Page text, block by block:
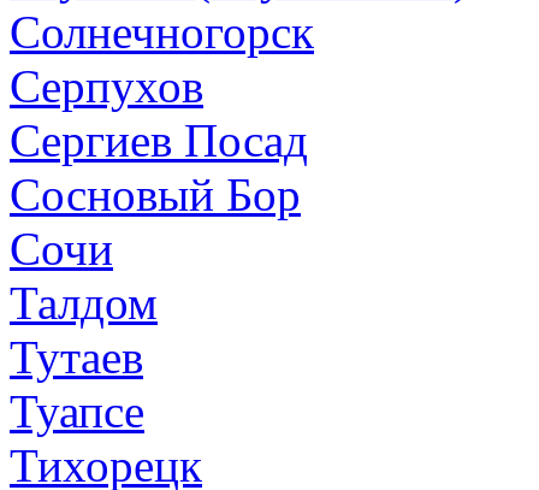
Солнечногорск
Серпухов
Сергиев Посад
Сосновый Бор
Сочи
Талдом
Тутаев
Туапсе
Тихорецк